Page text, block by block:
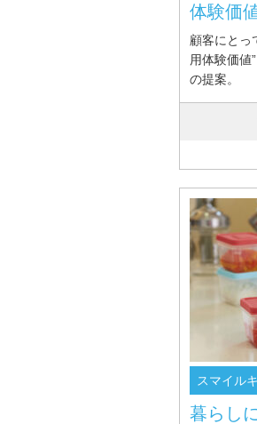
体験価
顧客にとっ
用体験価値
の提案。
スマイル
暮らし